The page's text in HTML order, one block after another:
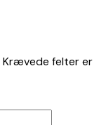
Krævede felter er